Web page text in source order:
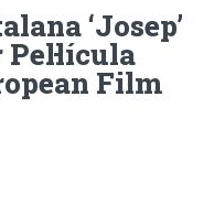
‘Josep’
Film